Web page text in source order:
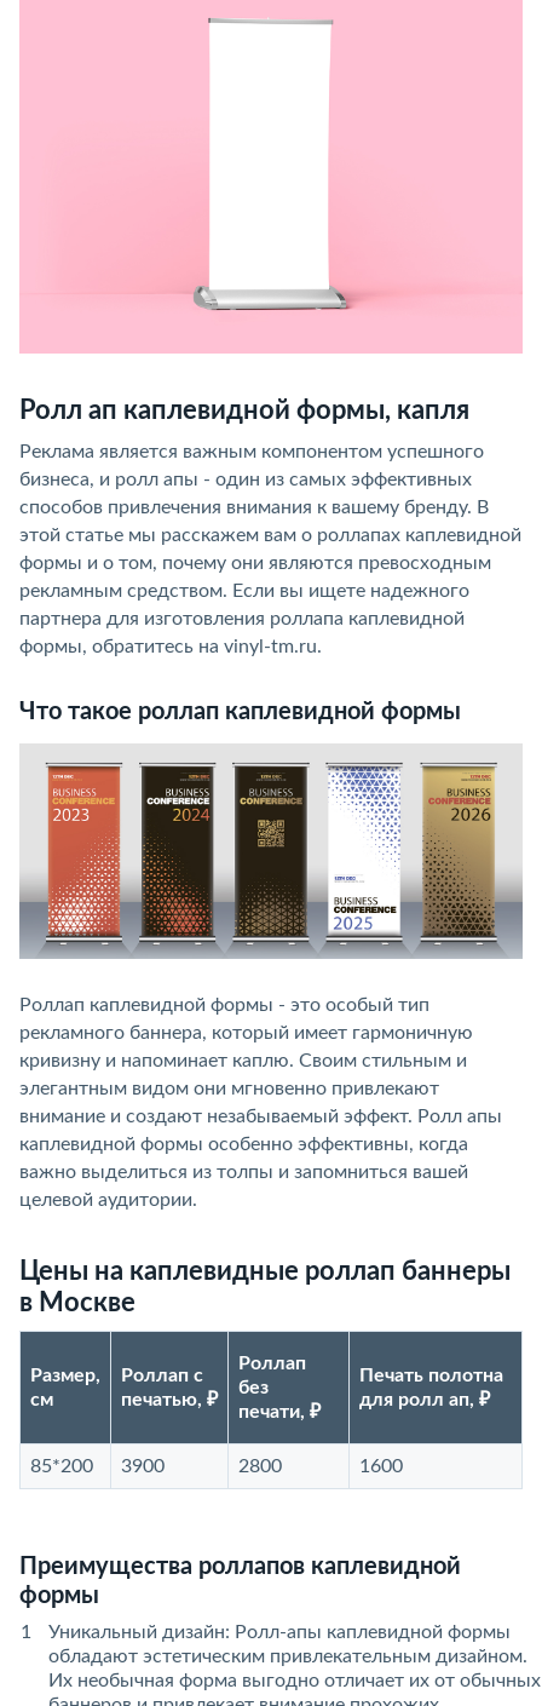
Ролл ап каплевидной формы, капля
Реклама является важным компонентом успешного
бизнеса, и ролл апы - один из самых эффективных
способов привлечения внимания к вашему бренду. В
этой статье мы расскажем вам о роллапах каплевидной
формы и о том, почему они являются превосходным
рекламным средством. Если вы ищете надежного
партнера для изготовления роллапа каплевидной
формы, обратитесь на vinyl-tm.ru.
Что такое роллап каплевидной формы
Роллап каплевидной формы - это особый тип
рекламного баннера, который имеет гармоничную
кривизну и напоминает каплю. Своим стильным и
элегантным видом они мгновенно привлекают
внимание и создают незабываемый эффект. Ролл апы
каплевидной формы особенно эффективны, когда
важно выделиться из толпы и запомниться вашей
целевой аудитории.
Цены на каплевидные роллап баннеры
в Москве
Размер,
см
Роллап с
печатью, ₽
Роллап
без
печати, ₽
Печать полотна
для ролл ап, ₽
85*200 3900 2800 1600
Преимущества роллапов каплевидной
формы
Уникальный дизайн: Ролл-апы каплевидной формы
обладают эстетическим привлекательным дизайном.
Их необычная форма выгодно отличает их от обычных